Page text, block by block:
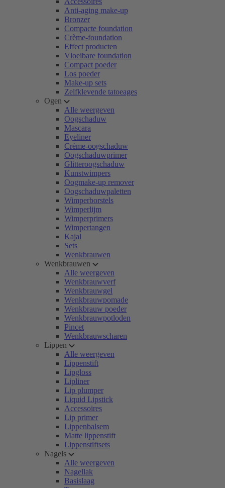
Anti-aging make-up
Bronzer
Compacte foundation
Crème-foundation
Effect producten
Vloeibare foundation
Compact poeder
Los poeder
Make-up sets
Zelfklevende tatoeages
Ogen
Alle weergeven
Oogschaduw
Mascara
Eyeliner
Crème-oogschaduw
Oogschaduwprimer
Glitteroogschaduw
Kunstwimpers
Oogmake-up remover
Oogschaduwpaletten
Wimperborstels
Wimperlijm
Wimperprimers
Wimpertangen
Kajal
Sets
Wenkbrauwen
Wenkbrauwen
Alle weergeven
Wenkbrauwverf
Wenkbrauwgel
Wenkbrauwpomade
Wenkbrauw poeder
Wenkbrauwpotloden
Pincet
Wenkbrauwscharen
Lippen
Alle weergeven
Lippenstift
Lipgloss
Lipliner
Lip plumper
Liquid Lipstick
Accessoires
Lip primer
Lippenbalsem
Matte lippenstift
Lippenstiftsets
Nagels
Alle weergeven
Nagellak
Basislaag